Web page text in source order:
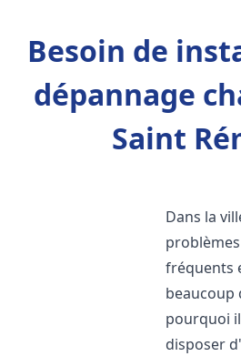
Besoin de
dépannage
Saint
Dans la
fréquents
beaucoup
pourquoi
disposer